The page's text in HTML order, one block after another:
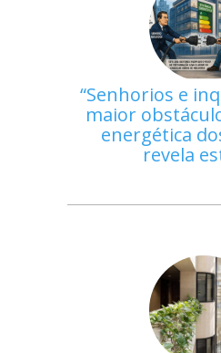
Senhorios e
maior
energética
revela